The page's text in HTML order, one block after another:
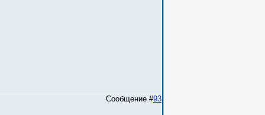
Сообщение #93